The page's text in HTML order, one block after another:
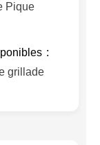
Pique
grillade